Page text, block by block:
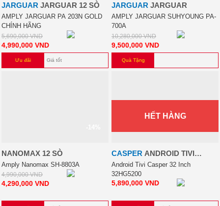
JARGUAR JARGUAR 12 SÒ
AMPLY JARGUAR PA 203N GOLD
CHÍNH HÃNG
5,690,000VND
4,990,000 VND
Ưu đãi Giá tốt
JARGUAR JARGUAR
AMPLY JARGUAR SUHYOUNG PA-
700A
10,280,000VND
9,500,000 VND
Quà Tặng
NANOMAX 12 SÒ
Amply Nanomax SH-8803A
4,990,000VND
4,290,000 VND
HẾT HÀNG
CASPER ANDROID TIVI
CASPER 32 INCH 32HG5200
Android Tivi Casper 32 Inch
32HG5200
5,890,000 VND